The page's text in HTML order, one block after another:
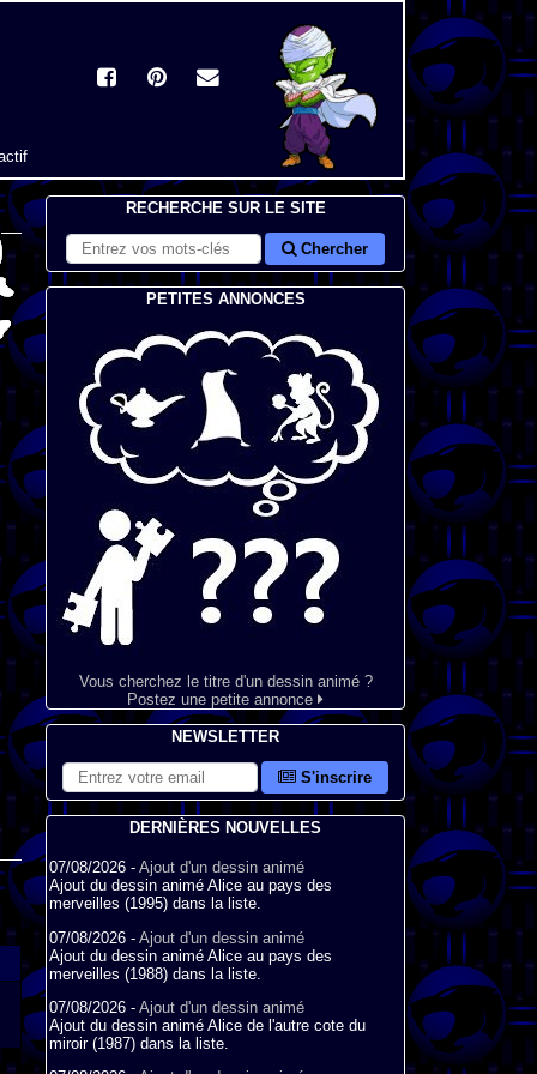
RECHERCHE SUR LE SITE
Chercher
PETITES ANNONCES
Vous cherchez le titre d'un dessin animé ?
Postez une petite annonce
NEWSLETTER
S'inscrire
DERNIÈRES NOUVELLES
07/08/2026 - Ajout d'un dessin animé
Ajout du dessin animé Alice au pays des
merveilles (1995) dans la liste.
07/08/2026 - Ajout d'un dessin animé
Ajout du dessin animé Alice au pays des
merveilles (1988) dans la liste.
07/08/2026 - Ajout d'un dessin animé
Ajout du dessin animé Alice de l'autre cote du
miroir (1987) dans la liste.